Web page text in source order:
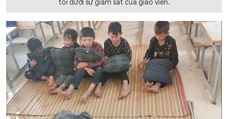
tối dưới sự giám sát của giáo viên.